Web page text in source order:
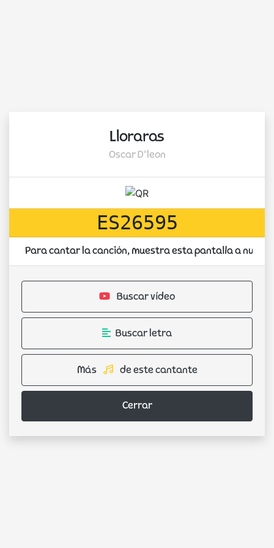
Lloraras
Oscar D'leon
ES26595
Para cantar la canción, muestra esta pantalla a
Buscar vídeo
Buscar letra
Más de este cantante
Cerrar